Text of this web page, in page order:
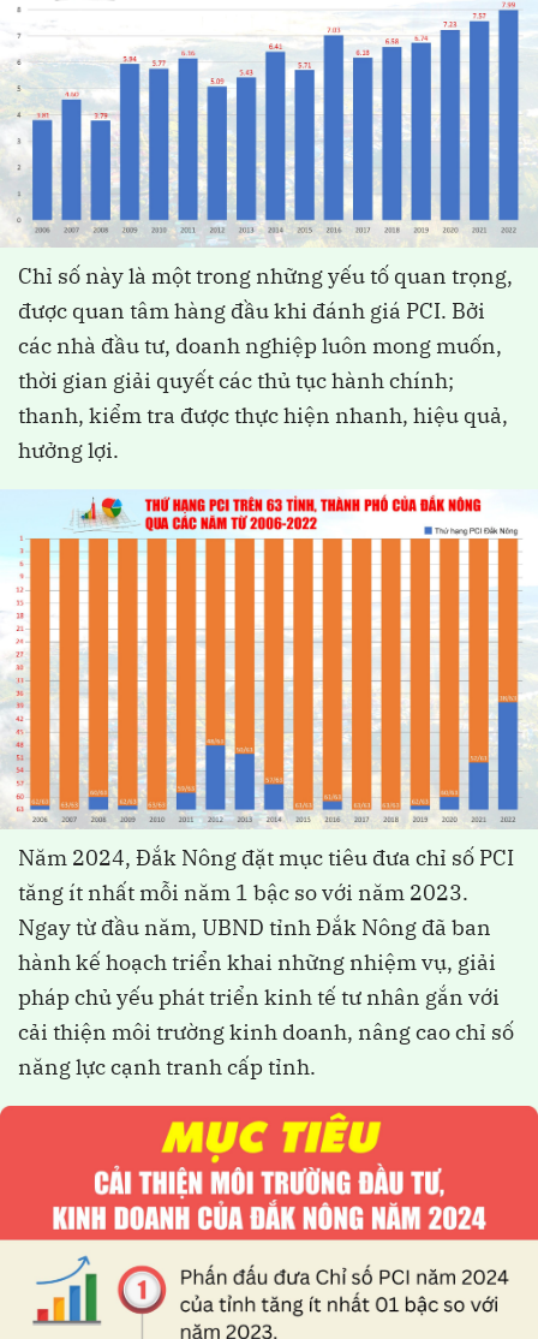
Chỉ số này là một trong những yếu tố quan trọng,
được quan tâm hàng đầu khi đánh giá PCI. Bởi
các nhà đầu tư, doanh nghiệp luôn mong muốn,
thời gian giải quyết các thủ tục hành chính;
thanh, kiểm tra được thực hiện nhanh, hiệu quả,
hưởng lợi.
Năm 2024, Đắk Nông đặt mục tiêu đưa chỉ số PCI
tăng ít nhất mỗi năm 1 bậc so với năm 2023.
Ngay từ đầu năm, UBND tỉnh Đắk Nông đã ban
hành kế hoạch triển khai những nhiệm vụ, giải
pháp chủ yếu phát triển kinh tế tư nhân gắn với
cải thiện môi trường kinh doanh, nâng cao chỉ số
năng lực cạnh tranh cấp tỉnh.